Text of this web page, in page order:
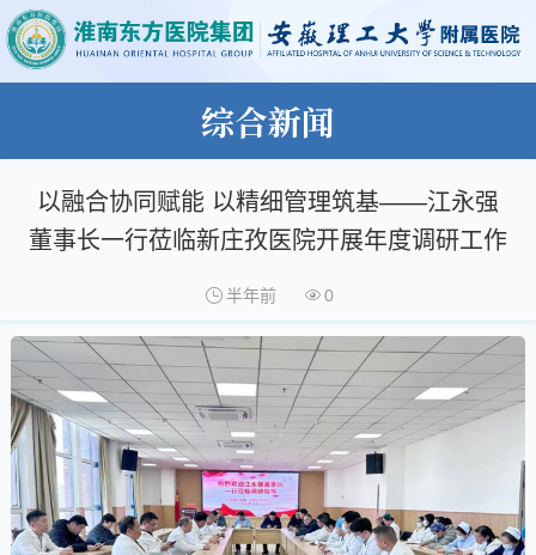
综合新闻
以融合协同赋能 以精细管理筑基——江永强
董事长一行莅临新庄孜医院开展年度调研工作
半年前 0